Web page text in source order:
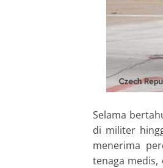
Selama
di militer
menerima
tenaga